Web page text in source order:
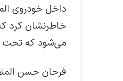
داخل خودروی
خاطرنشان کرد
می‌شود که تحت
فرحان حسن